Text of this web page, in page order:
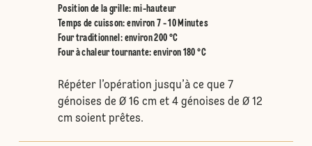
Position de la grille: mi-hauteur
Temps de cuisson: environ 7 - 10 Minutes
Four traditionnel : environ 200 °C
Four à chaleur tournante: environ 180 °C
Répéter l’opération jusqu’à ce que 7
génoises de Ø 16 cm et 4 génoises de Ø 12
cm soient prêtes.